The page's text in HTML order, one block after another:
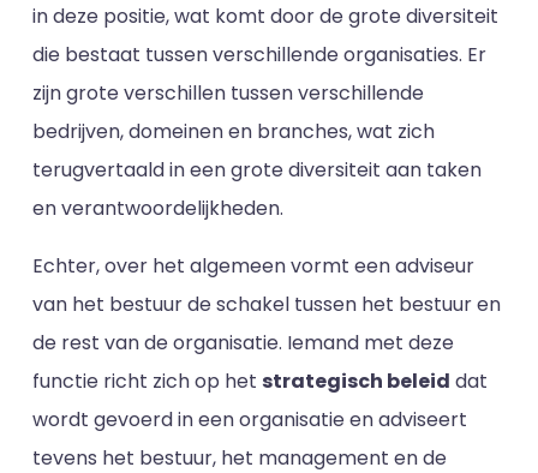
in deze positie, wat komt door de grote diversiteit
die bestaat tussen verschillende organisaties. Er
zijn grote verschillen tussen verschillende
bedrijven, domeinen en branches, wat zich
terugvertaald in een grote diversiteit aan taken
en verantwoordelijkheden.
Echter, over het algemeen vormt een adviseur
van het bestuur de schakel tussen het bestuur en
de rest van de organisatie. Iemand met deze
functie richt zich op het strategisch beleid dat
wordt gevoerd in een organisatie en adviseert
tevens het bestuur, het management en de